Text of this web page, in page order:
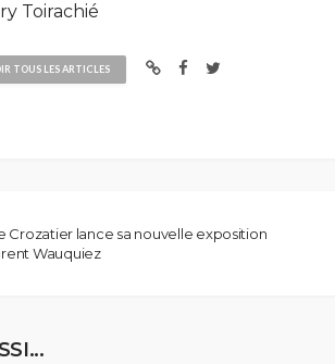
Toirachié
TOUS LES ARTICLES
Crozatier lance sa nouvelle exposition
Wauquiez